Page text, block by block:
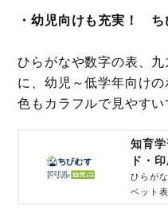
・幼児向けも充実！
ひらがなや数字の表、
に、幼児～低学年向けの
色もカラフルで見やすい
知育
ド・
｜ち
館】
ひらが
ベット